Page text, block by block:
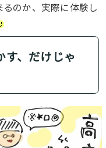
のか、実際に体験し
す、だけじゃ